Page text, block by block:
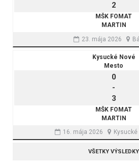
2
MŠK FOMAT
MARTIN
23. mája 2026
Kysucké Nové
Mesto
0
-
3
MŠK FOMAT
MARTIN
16. mája 2026
VŠETKY VÝSLEDKY